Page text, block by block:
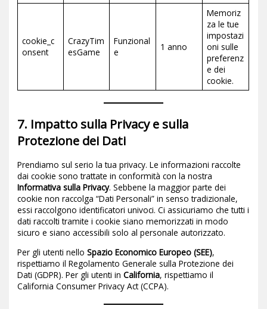
cookie_c
onsent
CrazyTim
esGame
Funzional
e
1 anno
Memoriz
za le tue
impostazi
oni sulle
preferenz
e dei
cookie.
7. Impatto sulla Privacy e sulla
Protezione dei Dati
Prendiamo sul serio la tua privacy. Le informazioni raccolte
dai cookie sono trattate in conformità con la nostra
Informativa sulla Privacy. Sebbene la maggior parte dei
cookie non raccolga “Dati Personali” in senso tradizionale,
essi raccolgono identificatori univoci. Ci assicuriamo che tutti i
dati raccolti tramite i cookie siano memorizzati in modo
sicuro e siano accessibili solo al personale autorizzato.
Per gli utenti nelloSpazio Economico Europeo (SEE),
rispettiamo il Regolamento Generale sulla Protezione dei
Dati (GDPR). Per gli utenti inCalifornia, rispettiamo il
California Consumer Privacy Act (CCPA).